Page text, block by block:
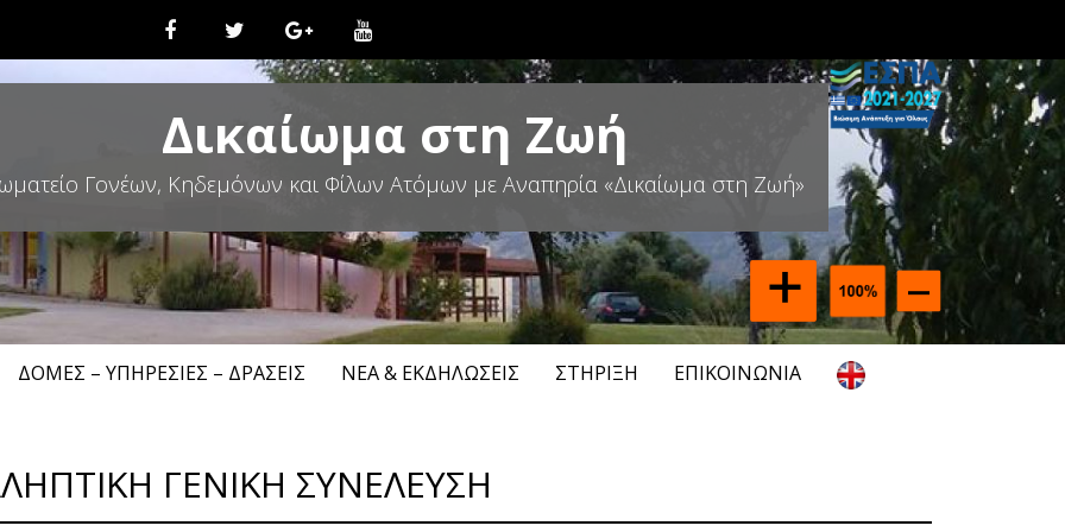
Δικαίωμα στη Ζωή
Γονέων, Κηδεμόνων και Φίλων Ατόμων με Αναπηρία «Δικαίωμα στη Ζωή»
ΔΟΜΈΣ – ΥΠΗΡΕΣΊΕΣ – ΔΡΆΣΕΙΣ ΝΈΑ & ΕΚΔΗΛΏΣΕΙΣ ΣΤΉΡΙΞΗ ΕΠΙΚΟΙΝΩΝΊΑ
ΓΕΝΙΚΗ ΣΥΝΕΛΕΥΣΗ